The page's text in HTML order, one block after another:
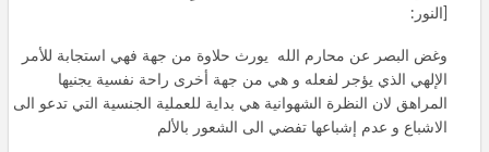
[النور:
وغض البصر عن محارم الله يورث حلاوة من جهة فهي استجابة للأمر
الإلهي الذي يؤجر لفعله و هي من جهة أخرى راحة نفسية يجنيها
المراهق لان النظرة الشهوانية هي بداية للعملية الجنسية التي تدعو الى
الاشباع و عدم إشباعها تفضي الى الشعور بالألم